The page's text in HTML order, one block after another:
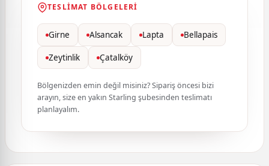
TESLIMAT BÖLGELERI
Girne Alsancak Lapta Bellapais
Zeytinlik Çatalköy
Bölgenizden emin değil misiniz? Sipariş öncesi bizi
arayın, size en yakın Starling şubesinden teslimatı
planlayalım.